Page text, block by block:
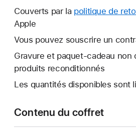
Couverts par la politique de
Apple
Vous pouvez souscrire un
Gravure et paquet-cadeau non
produits reconditionnés
Les quantités disponibles sont
Contenu du coffret